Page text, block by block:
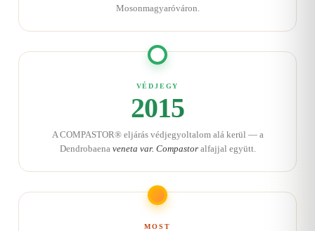
Mosonmagyaróváron.
VÉDJEGY
2015
A COMPASTOR® eljárás védjegyoltalom alá kerül — a
Dendrobaena veneta var. Compastoralfajjal együtt.
MOST